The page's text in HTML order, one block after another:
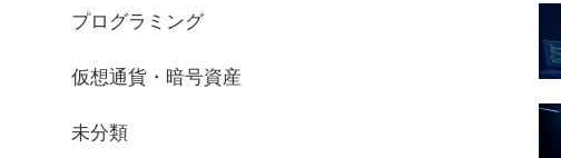
プログラミング
仮想通貨・暗号資産
未分類